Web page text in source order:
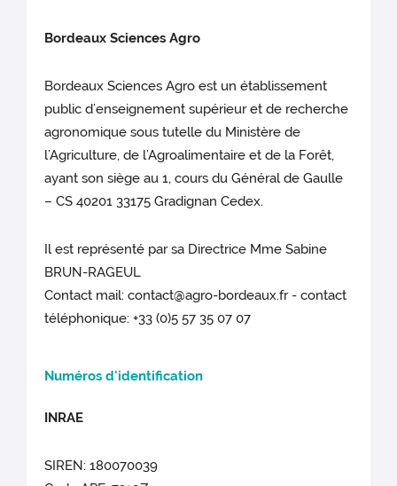
Bordeaux Sciences Agro
Bordeaux Sciences Agro est un établissement
public d’enseignement supérieur et de recherche
agronomique sous tutelle du Ministère de
l’Agriculture, de l’Agroalimentaire et de la Forêt,
ayant son siège au 1, cours du Général de Gaulle
– CS 40201 33175 Gradignan Cedex.
Il est représenté par sa Directrice Mme Sabine
BRUN-RAGEUL
Contact mail: contact@agro-bordeaux.fr - contact
téléphonique: +33 (0)5 57 35 07 07
Numéros d'identification
INRAE
SIREN: 180070039